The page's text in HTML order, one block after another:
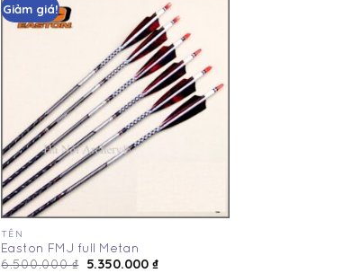
Giảm giá!
to
wishlist
TÊN
Easton FMJ full Metan
6.500.000₫ 5.350.000 ₫